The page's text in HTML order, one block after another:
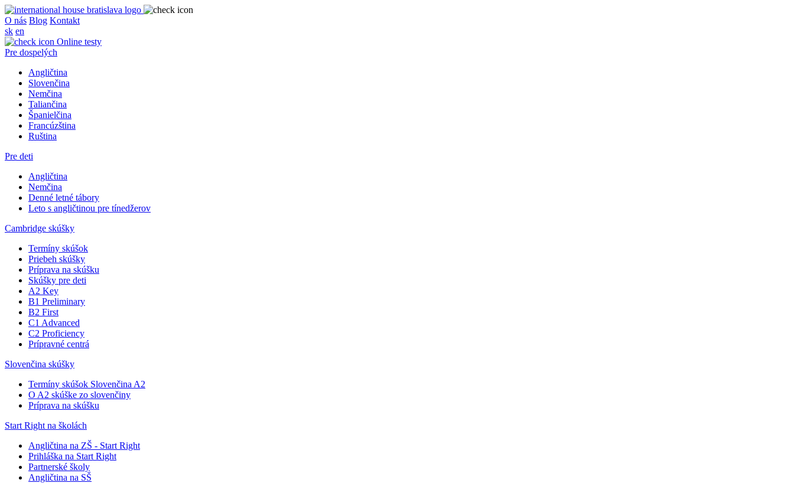
O nás Blog Kontakt
sk en
Online testy
Pre dospelých
Angličtina
Slovenčina
Nemčina
Taliančina
Španielčina
Francúzština
Ruština
Pre deti
Angličtina
Nemčina
Denné letné tábory
Leto s angličtinou pre tínedžerov
Cambridge skúšky
Termíny skúšok
Priebeh skúšky
Príprava na skúšku
Skúšky pre deti
A2 Key
B1 Preliminary
B2 First
C1 Advanced
C2 Proficiency
Prípravné centrá
Slovenčina skúšky
Termíny skúšok Slovenčina A2
O A2 skúške zo slovenčiny
Príprava na skúšku
Start Right na školách
Angličtina na ZŠ - Start Right
Prihláška na Start Right
Partnerské školy
Angličtina na SŠ